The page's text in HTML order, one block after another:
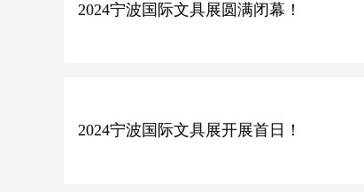
2024宁波国际文具展圆满闭幕！
2024宁波国际文具展开展首日！